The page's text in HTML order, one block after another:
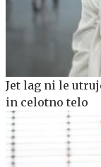
Jet lag ni le
in celotno telo